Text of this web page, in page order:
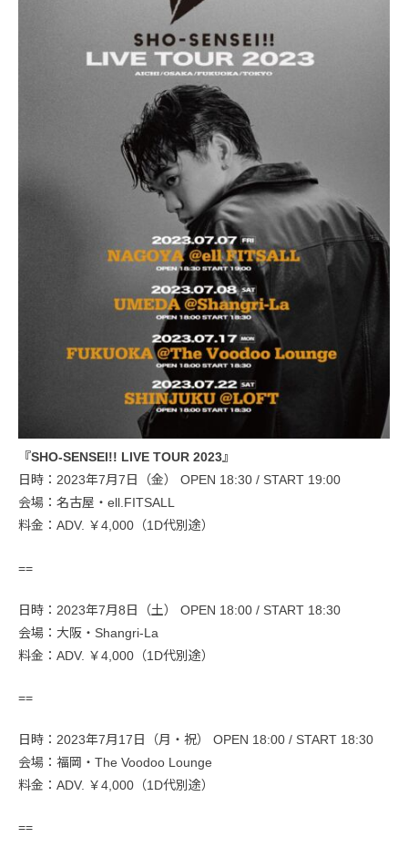
『SHO-SENSEI!! LIVE TOUR 2023』
日時：2023年7月7日（金） OPEN 18:30 / START 19:00
会場：名古屋・ell.FITSALL
料金：ADV. ￥4,000（1D代別途）
==
日時：2023年7月8日（土） OPEN 18:00 / START 18:30
会場：大阪・Shangri-La
料金：ADV. ￥4,000（1D代別途）
==
日時：2023年7月17日（月・祝） OPEN 18:00 / START 18:30
会場：福岡・The Voodoo Lounge
料金：ADV. ￥4,000（1D代別途）
==